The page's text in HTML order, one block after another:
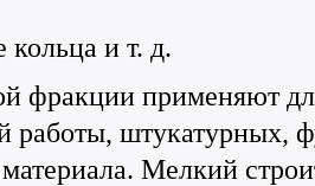
кольца и т. д.
фракции применяют
работы, штукатурных,
Мелкий